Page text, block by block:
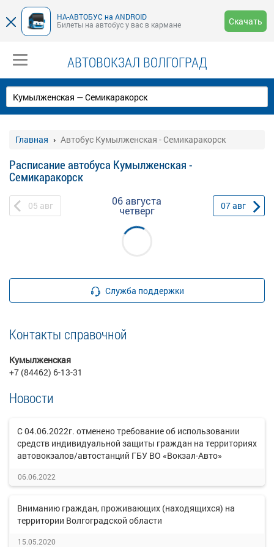
НА-АВТОБУС на ANDROID
Билеты на автобус у вас в кармане
Скачать
АВТОВОКЗАЛ ВОЛГОГРАД
Главная Автобус Кумылженская - Семикаракорск
Расписание автобуса Кумылженская -
Семикаракорск
05 авг 06 августа
четверг 07авг
Служба поддержки
Контакты справочной
Кумылженская
+7 (84462) 6-13-31
Новости
С 04.06.2022г. отменено требование об использовании
средств индивидуальной защиты граждан на территориях
автовокзалов/автостанций ГБУ ВО «Вокзал-Авто»
06.06.2022
Вниманию граждан, проживающих (находящихся) на
территории Волгоградской области
15.05.2020